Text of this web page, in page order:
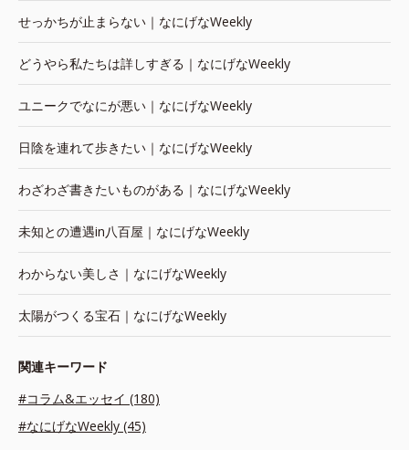
せっかちが止まらない｜なにげなWeekly
どうやら私たちは詳しすぎる｜なにげなWeekly
ユニークでなにが悪い｜なにげなWeekly
日陰を連れて歩きたい｜なにげなWeekly
わざわざ書きたいものがある｜なにげなWeekly
未知との遭遇in八百屋｜なにげなWeekly
わからない美しさ｜なにげなWeekly
太陽がつくる宝石｜なにげなWeekly
関連キーワード
#コラム&エッセイ (180)
#なにげなWeekly (45)